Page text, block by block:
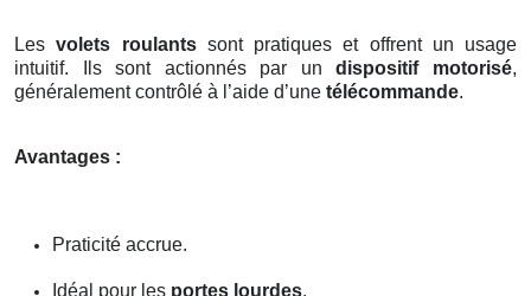
Lesvolets roulantssont pratiques et offrent un usage
intuitif. Ils sont actionnés par undispositif motorisé,
généralement contrôlé à l’aide d’une télécommande.
Avantages :
Praticité accrue.
Idéal pour les portes lourdes.